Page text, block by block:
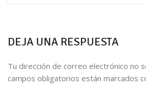
DEJA UNA RESPUESTA
Tu dirección de correo electrónico no
campos obligatorios están marcados